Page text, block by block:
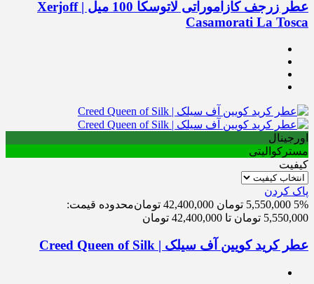
عطر زرجف کازاموراتی لاتوسکا 100 میل | Xerjoff
Casamorati La Tosca
اورجینال
مسترکوالیتی
کیفیت
پاک کردن
5%
5,550,000 تومان 42,400,000 تومانمحدوده قیمت:
5,550,000 تومان تا 42,400,000 تومان
عطر کرید کویین آف سیلک | Creed Queen of Silk